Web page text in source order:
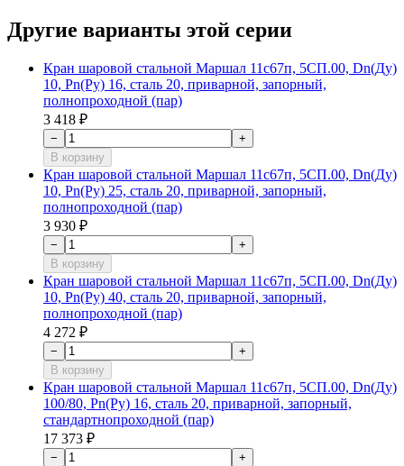
Другие варианты этой серии
Кран шаровой стальной Маршал 11с67п, 5СП.00, Dn(Ду)
10, Рn(Ру) 16, сталь 20, приварной, запорный,
полнопроходной (пар)
3 418 ₽
−
+
В корзину
Кран шаровой стальной Маршал 11с67п, 5СП.00, Dn(Ду)
10, Рn(Ру) 25, сталь 20, приварной, запорный,
полнопроходной (пар)
3 930 ₽
−
+
В корзину
Кран шаровой стальной Маршал 11с67п, 5СП.00, Dn(Ду)
10, Рn(Ру) 40, сталь 20, приварной, запорный,
полнопроходной (пар)
4 272 ₽
−
+
В корзину
Кран шаровой стальной Маршал 11с67п, 5СП.00, Dn(Ду)
100/80, Рn(Ру) 16, сталь 20, приварной, запорный,
стандартнопроходной (пар)
17 373 ₽
− +